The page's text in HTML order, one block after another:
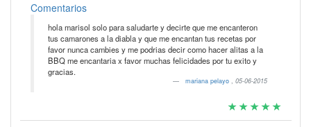
Comentarios
hola marisol solo para saludarte y decirte que me encanteron
tus camarones a la diabla y que me encantan tus recetas por
favor nunca cambies y me podrias decir como hacer alitas a la
BBQ me encantaria x favor muchas felicidades por tu exito y
gracias.
mariana pelayo , 05-06-2015